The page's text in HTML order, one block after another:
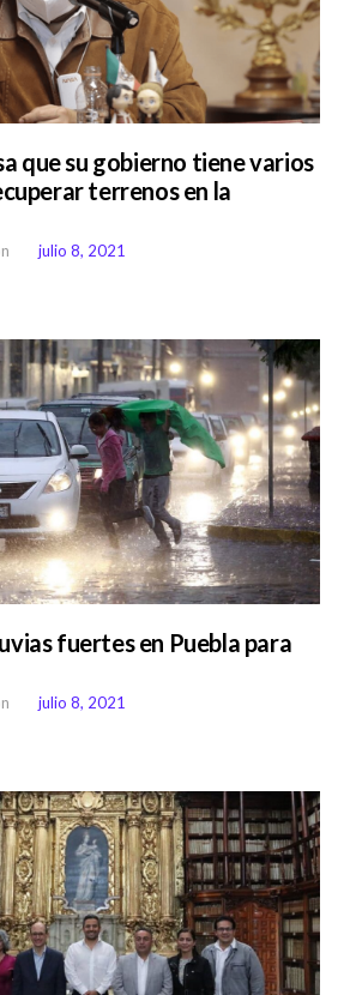
que su gobierno tiene varios
terrenos en la
julio 8, 2021
fuertes en Puebla para
julio 8, 2021